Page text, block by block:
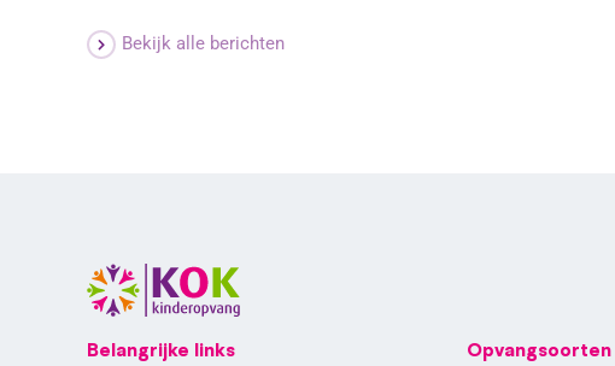
Bekijk alle berichten
Belangrijke links Opvangsoorten